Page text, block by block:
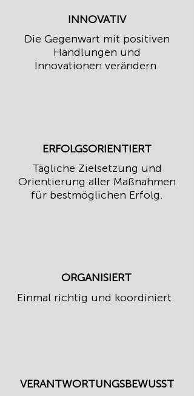
INNOVATIV
Die Gegenwart mit positiven
Handlungen und
Innovationen verändern.
ERFOLGSORIENTIERT
Tägliche Zielsetzung und
Orientierung aller Maßnahmen
für bestmöglichen Erfolg.
ORGANISIERT
Einmal richtig und koordiniert.
VERANTWORTUNGSBEWUSST